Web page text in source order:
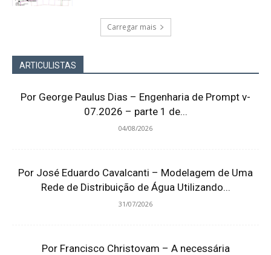
Carregar mais
ARTICULISTAS
Por George Paulus Dias – Engenharia de Prompt v-
07.2026 – parte 1 de...
04/08/2026
Por José Eduardo Cavalcanti – Modelagem de Uma
Rede de Distribuição de Água Utilizando...
31/07/2026
Por Francisco Christovam – A necessária